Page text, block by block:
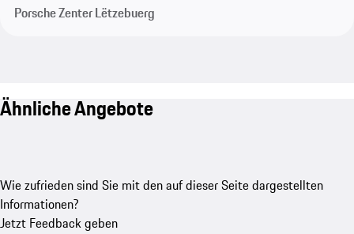
Porsche Zenter Lëtzebuerg
Ähnliche Angebote
Wie zufrieden sind Sie mit den auf dieser Seite dargestellten
Informationen?
Jetzt Feedback geben